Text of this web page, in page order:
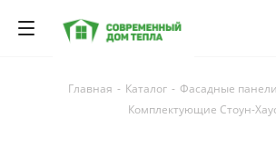
Главная - Каталог - Фасадные
Комплектующие Стоун-